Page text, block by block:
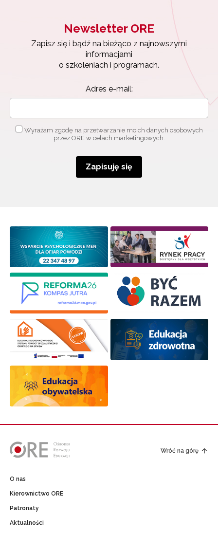
Newsletter ORE
Zapisz się i bądź na bieżąco z najnowszymi
informacjami
o szkoleniach i programach.
Adres e-mail:
Wyrażam zgodę na przetwarzanie moich danych osobowych
przez ORE w celach marketingowych.
Zapisuję się
Wróć na górę
O nas
Kierownictwo ORE
Patronaty
Aktualności